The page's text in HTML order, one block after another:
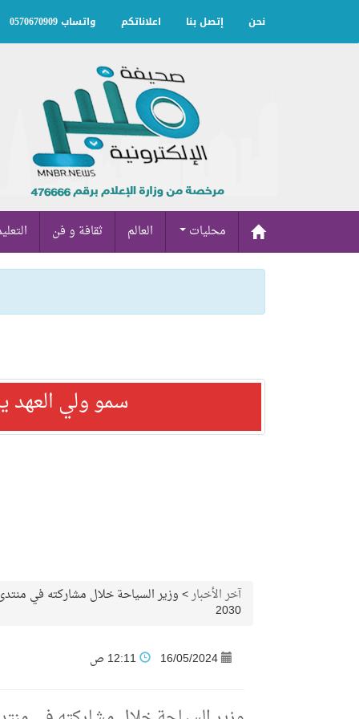
نحن إتصل بنا اعلاناتكم واتساب 0570670909
محليات العالم ثقافة و فن
سمو ولي
آخر الأخبار>وزير السياحة خلال مشاركته في
2030
16/05/2024